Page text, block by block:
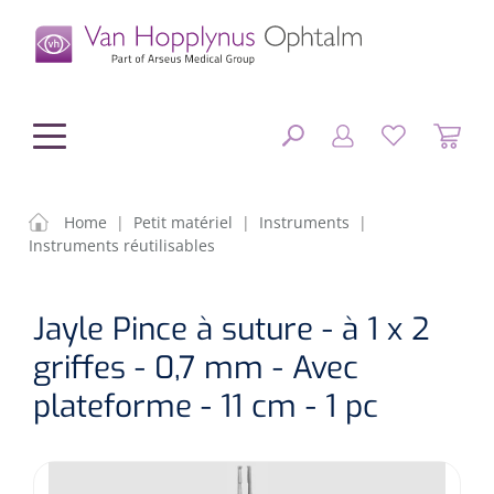
Equipement chirurgical
OP sets
Diagnostic
Tonomètres
Petit matériel
OPTIONS
RÉSULTATS
Home | Petit matériel | Instruments
|
Instruments réutilisables
Jayle Pince à suture - à 1 x 2
griffes - 0,7 mm - Avec
plateforme - 11 cm - 1 pc